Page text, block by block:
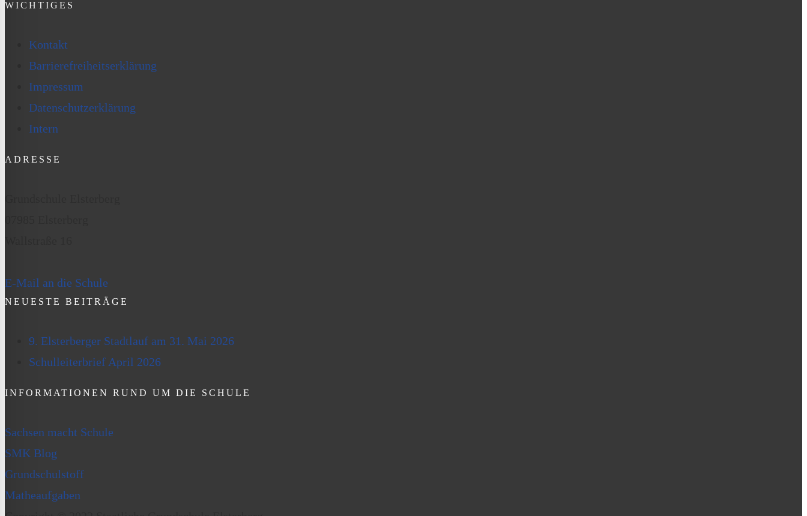
WICHTIGES
Kontakt
Barrierefreiheitserklärung
Impressum
Datenschutzerklärung
Intern
ADRESSE
E-Mail an die Schule
NEUESTE BEITRÄGE
9. Elsterberger Stadtlauf am 31. Mai 2026
Schulleiterbrief April 2026
INFORMATIONEN RUND UM DIE SCHULE
Sachsen macht Schule
SMK Blog
Grundschulstoff
Matheaufgaben